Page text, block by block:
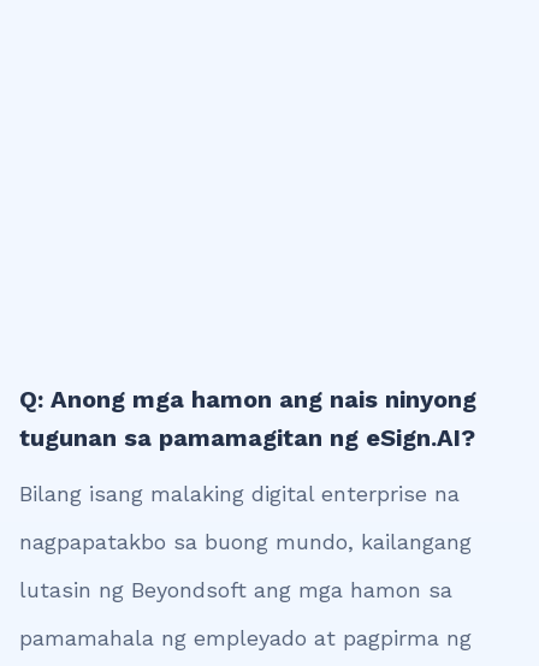
Q: Anong mga hamon ang nais ninyong
tugunan sa pamamagitan ng eSign.AI?
Bilang isang malaking digital enterprise na
nagpapatakbo sa buong mundo, kailangang
lutasin ng Beyondsoft ang mga hamon sa
pamamahala ng empleyado at pagpirma ng